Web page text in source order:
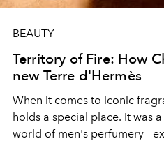
BEAUTY
Territory of Fire: How
new Terre d'Hermès
When it comes to iconic
holds a special place. It was
world of men's perfumery -